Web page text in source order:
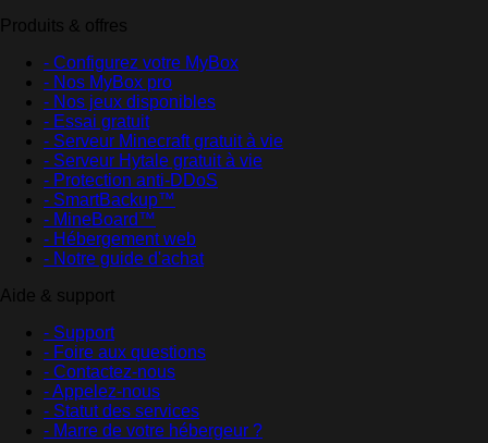
Produits & offres
- Configurez votre MyBox
- Nos MyBox pro
- Nos jeux disponibles
- Essai gratuit
- Serveur Minecraft gratuit à vie
- Serveur Hytale gratuit à vie
- Protection anti-DDoS
- SmartBackup™
- MineBoard™
- Hébergement web
- Notre guide d'achat
Aide & support
- Support
- Foire aux questions
- Contactez-nous
- Appelez-nous
- Statut des services
- Marre de votre hébergeur ?